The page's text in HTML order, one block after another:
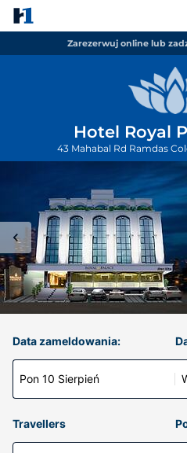
Zarezerwuj online lub
Hotel Royal
43 Mahabal Rd Ramdas
Data zameldowania:
Pon 10 Sierpień
Travellers